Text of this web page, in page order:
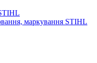
маркування STIHL